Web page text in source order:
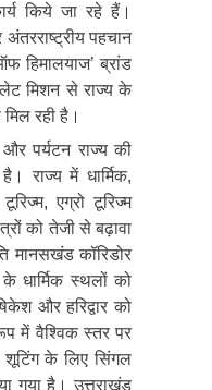
किये जा रहे हैं।
अंतरराष्ट्रीय पहचान
हिमालयाज’ ब्रांड
मिशन से राज्य के
रही है।
पर्यटन राज्य की
राज्य में धार्मिक,
एग्रो टूरिज्म
को तेजी से बढ़ावा
मानसखंड कॉरिडोर
धार्मिक स्थलों को
और हरिद्वार को
में वैश्विक स्तर पर
शूटिंग के लिए सिंगल
गया है। उत्तराखंड